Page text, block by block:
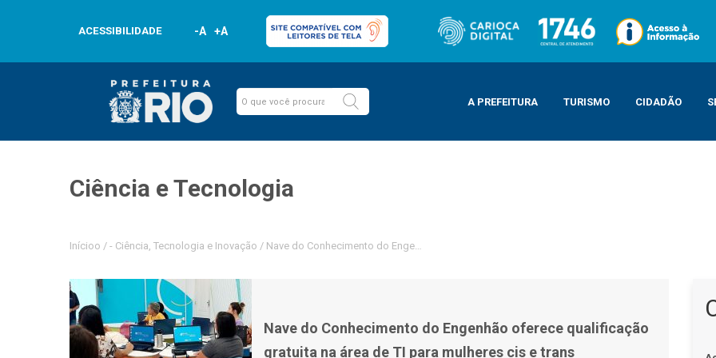
ACESSIBILIDADE -A +A
A PREFEITURA TURISMO CIDADÃO
Ciência e Tecnologia
Inícioo / - Ciência, Tecnologia e Inovação / Nave do Conhecimento do Engenhão oferece qualificação gratuita na área de TI para mulheres cis
Nave do Conhecimento do Engenhão oferece qualificação
gratuita na área de TI para mulheres cis e trans